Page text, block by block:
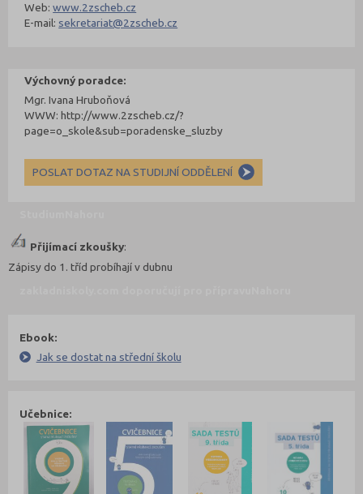
Web:www.2zscheb.cz
E-mail: sekretariat@2zscheb.cz
Výchovný poradce:
Mgr. Ivana Hruboňová
WWW: http://www.2zscheb.cz/?
page=o_skole&sub=poradenske_sluzby
POSLAT DOTAZ NA STUDIJNÍ ODDĚLENÍ
Přijímací zkoušky:
Zápisy do 1. tříd probíhají v dubnu
Ebook:
Jak se dostat na střední školu
Učebnice: